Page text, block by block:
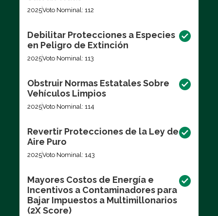
2025Voto Nominal: 112
Debilitar Protecciones a Especies
en Peligro de Extinción
2025Voto Nominal: 113
Obstruir Normas Estatales Sobre
Vehículos Limpios
2025Voto Nominal: 114
Revertir Protecciones de la Ley de
Aire Puro
2025Voto Nominal: 143
Mayores Costos de Energía e
Incentivos a Contaminadores para
Bajar Impuestos a Multimillonarios
(2X Score)